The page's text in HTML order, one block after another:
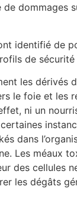
dommages
identifié de
de sécurité
les dérivés
le foie et les
ni un
dans
Les méaux
des cellules
les dégâts